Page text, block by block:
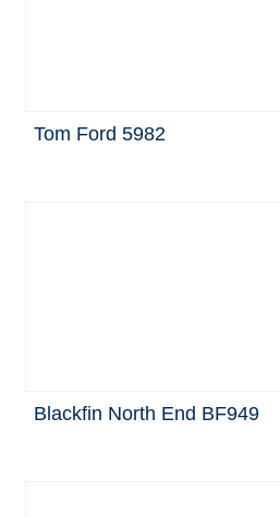
Tom Ford 5982
Blackfin North End BF949